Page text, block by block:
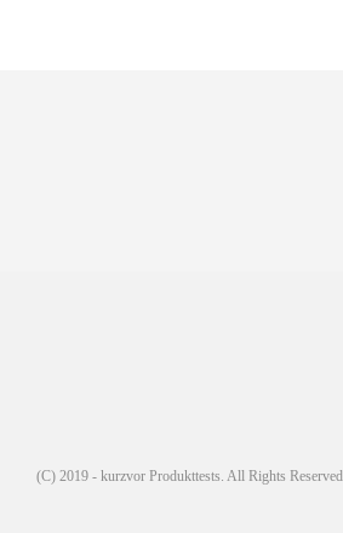
(C) 2019 - kurzvor Produkttests. All Rights Reserved.